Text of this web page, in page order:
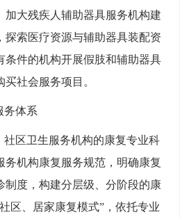
加大残疾人辅助器具服务机构建
探索医疗资源与辅助器具装配资
条件的机构开展假肢和辅助器具
社会服务项目。
务体系
社区卫生服务机构的康复专业科
务机构康复服务规范，明确康复
制度，构建分层级、分阶段的康
区、居家康复模式”，依托专业